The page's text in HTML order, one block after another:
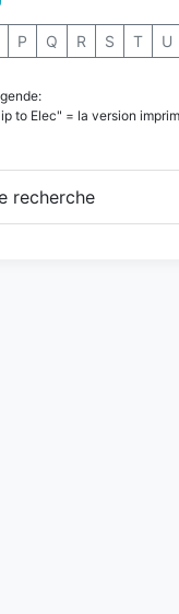
P Q R S T U
to Elec" = la version
recherche